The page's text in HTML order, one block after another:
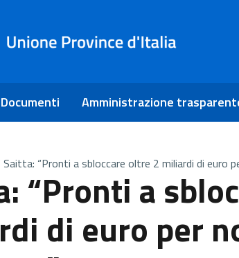
Documenti Amministrazione
Saitta: “Pronti a sbloccare oltre 2 miliardi di euro
“Pronti a
di euro per